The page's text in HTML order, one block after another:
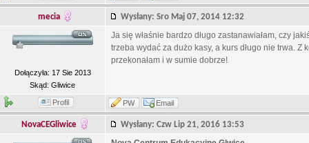
mecia Wysłany: Sro Maj 07, 2014 12:32
Dołączyła: 17 Sie 2013
Skąd: Gliwice
Ja się właśnie bardzo długo zastanawiałam, czy
trzeba wydać za dużo kasy, a kurs długo nie trwa.
przekonałam i w sumie dobrze!
Profil PW Email
NovaCEGliwice Wysłany: Czw Lip 21, 2016 13:53